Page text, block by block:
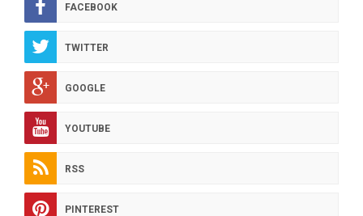
FACEBOOK
TWITTER
GOOGLE
YOUTUBE
RSS
PINTEREST